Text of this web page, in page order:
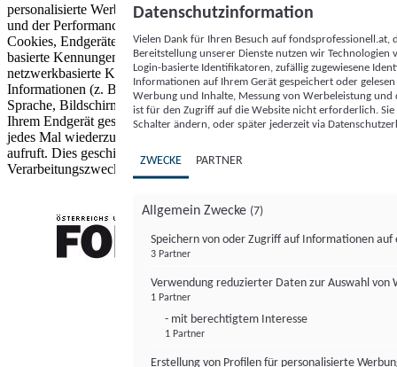
personalisierte Werbung und Inhalte, Messung von Werbeleistung
und der Performance von Inhalten sowie Zielgruppenforschung.
Cookies, Endgeräte- oder ähnliche Online-Kennungen (z. B. login-
basierte Kennungen, zufällig generierte Kennungen,
netzwerkbasierte Kennungen) können zusammen mit anderen
Informationen (z. B. Browsertyp und Browserinformationen,
Sprache, Bildschirmgröße, unterstützte Technologien usw.) auf
Ihrem Endgerät gespeichert oder von dort ausgelesen werden, um es
jedes Mal wiederzuerkennen, wenn es eine App oder einer Webseite
aufruft. Dies geschieht für einen oder mehrere der hier aufgeführten
Verarbeitungszwecke.
Datenschutzinformation
Vielen Dank für Ihren Besuch auf
Bereitstellung unserer Dienste nutzen wir Technologien
Login-basierte Identifikatoren, zufällig zugewiesene
Informationen auf Ihrem Gerät gespeichert oder
Werbung und Inhalte, Messung von Werbeleistung
ist für den Zugriff auf die Website nicht erforderlich.
Schalter ändern, oder später jederzeit via
ZWECKE PARTNER
Allgemein Zwecke (7)
Speichern von oder Zugriff auf Informationen auf
3 Partner
Verwendung reduzierter Daten zur Auswahl von
1 Partner
- mit berechtigtem Interesse
1 Partner
Erstellung von Profilen für personalisierte
FONDS professionell